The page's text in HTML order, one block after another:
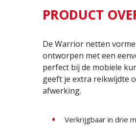
PRODUCT
De Warrior netten
ontworpen met een
perfect bij de mobiele
geeft je extra reikwijdte
afwerking.
Verkrijgbaar in drie